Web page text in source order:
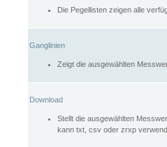
Die Pegellisten zeigen alle
Ganglinien
Zeigt die ausgewählten
Download
Stellt die ausgewählten
kann txt, csv oder zrxp